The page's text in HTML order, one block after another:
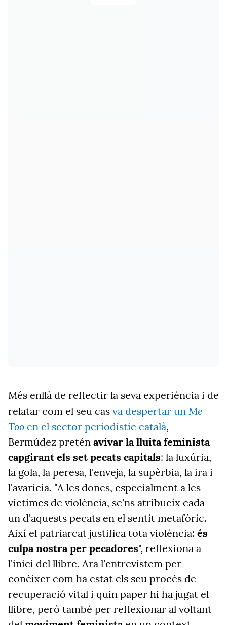
Més enllà de reflectir la seva experiència i de
relatar com el seu cas va despertar un Me
Too en el sector periodístic català,
Bermúdez pretén avivar la lluita feminista
capgirant els set pecats capitals: la luxúria,
la gola, la peresa, l'enveja, la supèrbia, la ira i
l'avarícia. "A les dones, especialment a les
víctimes de violència, se'ns atribueix cada
un d'aquests pecats en el sentit metafòric.
Així el patriarcat justifica tota violència: és
culpa nostra per pecadores", reflexiona a
l'inici del llibre. Ara l'entrevistem per
conèixer com ha estat els seu procés de
recuperació vital i quin paper hi ha jugat el
llibre, però també per reflexionar al voltant